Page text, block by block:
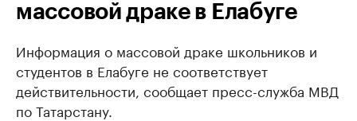
массовой драке в Елабуге
Информация о массовой драке школьников и
студентов в Елабуге не соответствует
действительности, сообщает пресс-служба МВД
по Татарстану.